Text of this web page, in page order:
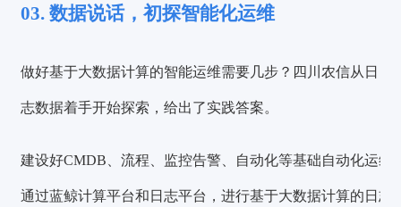
03. 数据说话，初探智能化运维
做好基于大数据计算的智能运维需要几步？四川农信从日
志数据着手开始探索，给出了实践答案。
建设好CMDB、流程、监控告警、自动化等基础自动化运维
通过蓝鲸计算平台和日志平台，进行基于大数据计算的日志